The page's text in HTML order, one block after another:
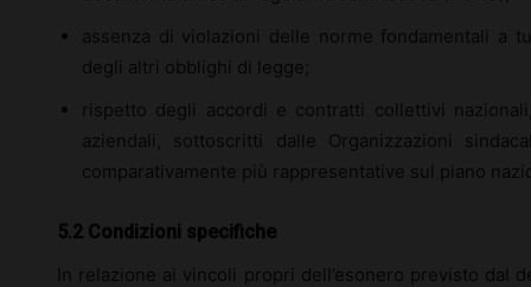
assenza di violazioni delle norme fondamentali a
degli altri obblighi di legge;
rispetto degli accordi e contratti collettivi
aziendali, sottoscritti dalle Organizzazioni
comparativamente più rappresentative sul piano
5.2 Condizioni specifiche
In relazione ai vincoli propri dell’esonero previsto